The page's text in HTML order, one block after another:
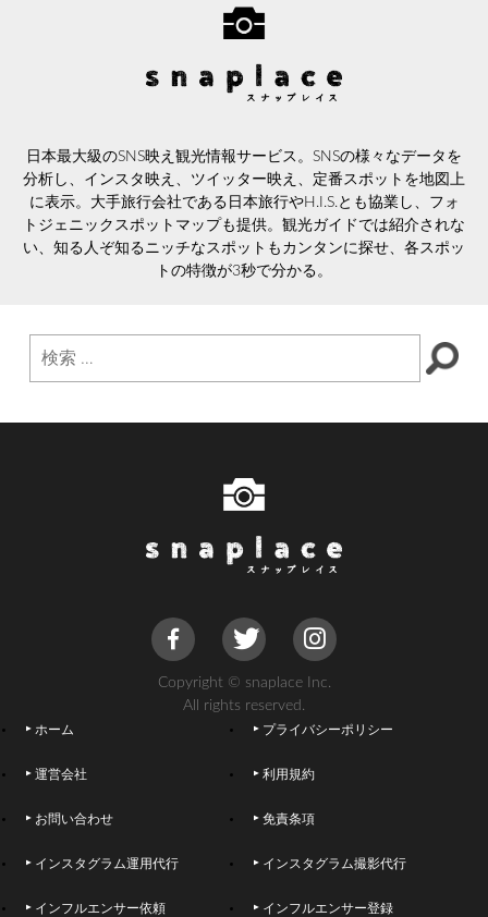
日本最大級のSNS映え観光情報サービス。SNSの様々なデータを
分析し、インスタ映え、ツイッター映え、定番スポットを地図上
に表示。大手旅行会社である日本旅行やH.I.S.とも協業し、フォ
トジェニックスポットマップも提供。観光ガイドでは紹介されな
い、知る人ぞ知るニッチなスポットもカンタンに探せ、各スポッ
トの特徴が3秒で分かる。
Copyright © snaplace Inc.
All rights reserved.
ホーム プライバシーポリシー
運営会社 利用規約
お問い合わせ 免責条項
インスタグラム運用代行 インスタグラム撮影代行
インフルエンサー依頼 インフルエンサー登録